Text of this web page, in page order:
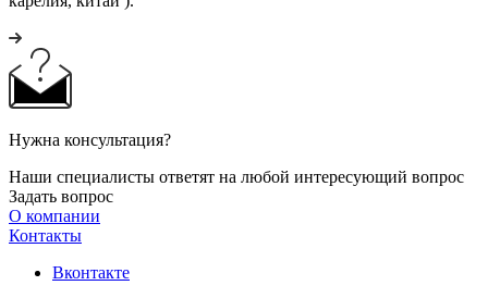
Нужна консультация?
Наши специалисты ответят на любой интересующий вопрос
Задать вопрос
О компании
Контакты
Вконтакте